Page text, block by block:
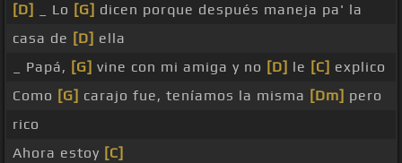
[D]
_ Lo [G] dicen porque después maneja pa' la
casa de [D] ella
_ Papá, [G] vine con mi amiga y no [D] le [C] explico
Como [G] carajo fue, teníamos la misma [Dm] pero
rico
Ahora estoy [C]